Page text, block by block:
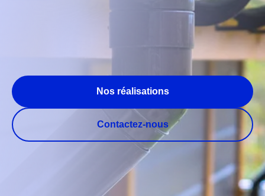
Nos réalisations
Contactez-nous